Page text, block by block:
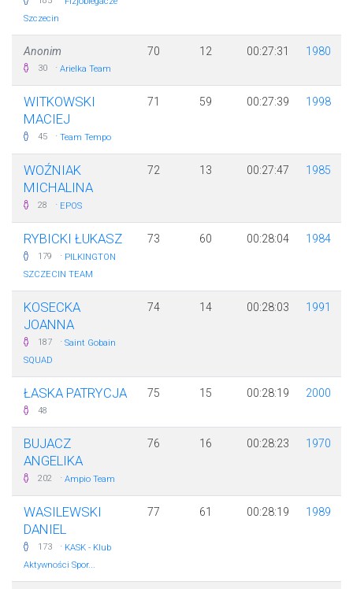
Szczecin
Anonim
30 · Arielka Team
70 12 00:27:31 1980
WITKOWSKI
MACIEJ
45 · Team Tempo
71 59 00:27:39 1998
WOŹNIAK
MICHALINA
28 · EPOS
72 13 00:27:47 1985
RYBICKI ŁUKASZ
179 · PILKINGTON
SZCZECIN TEAM
73 60 00:28:04 1984
KOSECKA
JOANNA
187 · Saint Gobain
SQUAD
74 14 00:28:03 1991
ŁASKA PATRYCJA
48
75 15 00:28:19 2000
BUJACZ
ANGELIKA
202 · Ampio Team
76 16 00:28:23 1970
WASILEWSKI
DANIEL
173 · KASK - Klub
Aktywności Spor...
77 61 00:28:19 1989